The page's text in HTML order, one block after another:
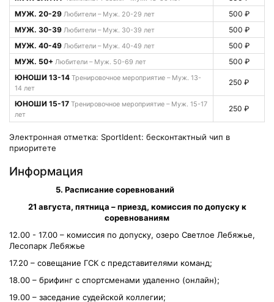
МУЖ. 20-29 Любители – Муж. 20-29 лет
500 ₽
МУЖ. 30-39 Любители – Муж. 30-39 лет
500 ₽
МУЖ. 40-49 Любители – Муж. 40-49 лет
500 ₽
МУЖ. 50+ Любители – Муж. 50-69 лет
500 ₽
ЮНОШИ 13-14 Тренировочное мероприятие – Муж. 13-
14 лет
250 ₽
ЮНОШИ 15-17 Тренировочное мероприятие – Муж. 15-17
лет
250 ₽
Электронная отметка: SportIdent: бесконтактный чип в
приоритете
Информация
5. Расписание соревнований
21 августа, пятница – приезд, комиссия по допуску к
соревнованиям
12.00 - 17.00 – комиссия по допуску, озеро Светлое Лебяжье,
Лесопарк Лебяжье
17.20 – совещание ГСК с представителями команд;
18.00 – брифинг с спортсменами удаленно (онлайн);
19.00 – заседание судейской коллегии;